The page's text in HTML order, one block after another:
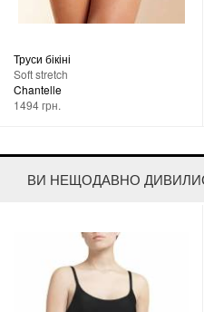
Труси бікіні
Soft stretch
Chantelle
1494 грн.
ВИ НЕЩОДАВНО